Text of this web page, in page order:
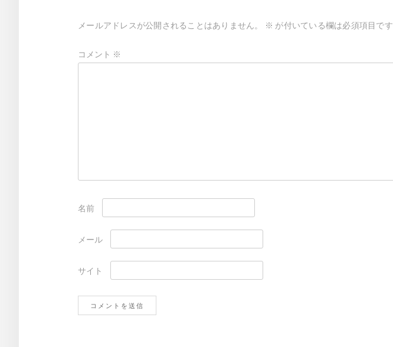
シ
ョ
メールアドレスが公開されることはありません。 ※ が付いている欄は必須項目です
コメント ※
名前
メール
サイト